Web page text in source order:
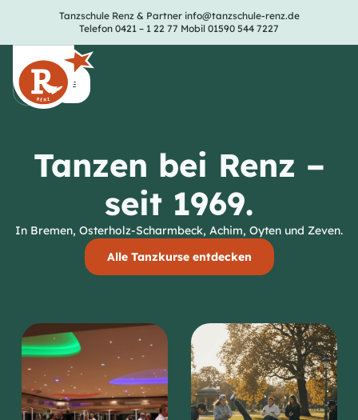
Tanzschule Renz & Partnerinfo@tanzschule-renz.de
Telefon 0421 – 1 22 77 Mobil 01590 544 7227
Tanzen bei Renz –
seit 1969.
In Bremen, Osterholz-Scharmbeck, Achim, Oyten und Zeven.
Alle Tanzkurse entdecken